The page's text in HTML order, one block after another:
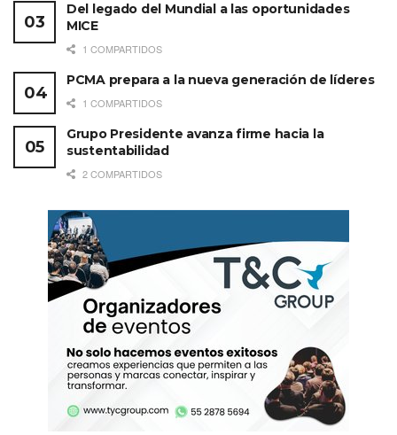
Del legado del Mundial a las oportunidades
MICE
1 COMPARTIDOS
PCMA prepara a la nueva generación de líderes
1 COMPARTIDOS
Grupo Presidente avanza firme hacia la
sustentabilidad
2 COMPARTIDOS